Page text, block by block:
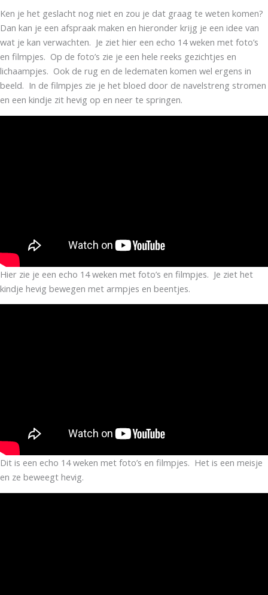
Ken je het geslacht nog niet en zou je dat graag te weten komen?
Dan kan je een afspraak maken en hieronder krijg je een idee van
wat je kan verwachten. Je ziet hier een echo 14 weken met foto’s
en filmpjes. Op de foto’s zie je een hele reeks gezichtjes en
lichaampjes. Ook de rug en de ledematen komen wel ergens in
beeld. In de filmpjes zie je het bloed door de navelstreng stromen
en een kindje zit hevig op en neer te springen.
Hier zie je een echo 14 weken met foto’s en filmpjes. Je ziet het
kindje hevig bewegen met armpjes en beentjes.
Dit is een echo 14 weken met foto’s en filmpjes. Het is een meisje
en ze beweegt hevig.